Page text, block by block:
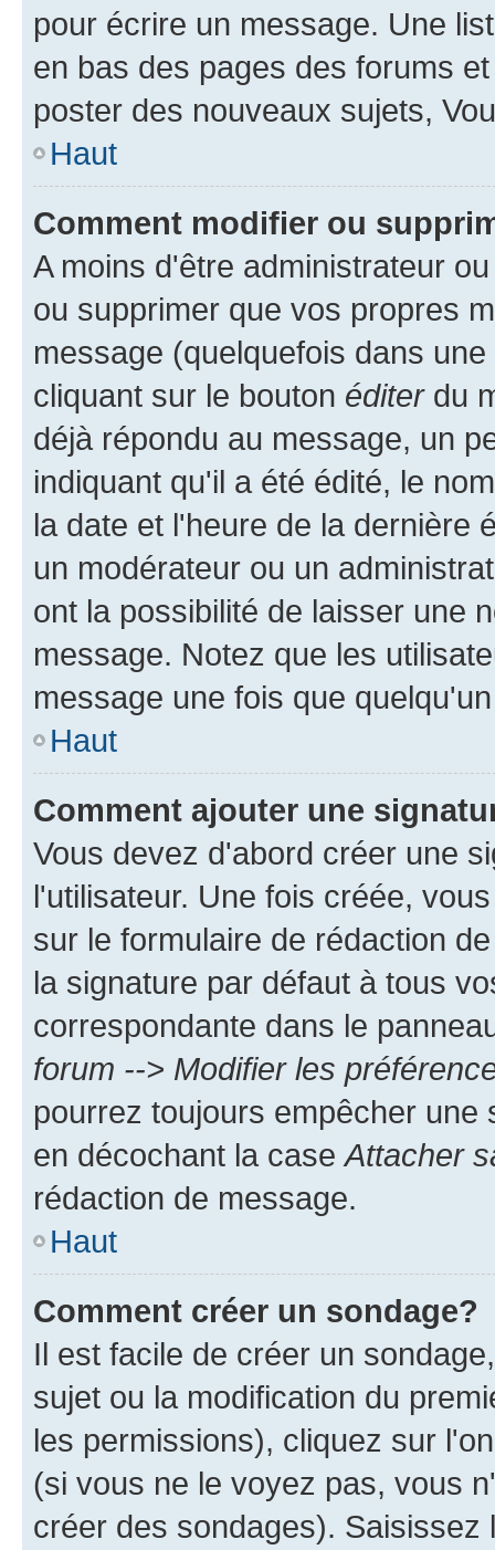
pour écrire un message. Une
en bas des pages des forums
poster des nouveaux sujets,
Haut
Comment modifier ou
A moins d'être administrateur
ou supprimer que vos propres
message (quelquefois dans
cliquant sur le bouton éditerdu
déjà répondu au message, un
indiquant qu'il a été édité, le
la date et l'heure de la dernière
un modérateur ou un
ont la possibilité de laisser une
message. Notez que les
message une fois que
Haut
Comment ajouter une
Vous devez d'abord créer une
l'utilisateur. Une fois créée,
sur le formulaire de rédaction
la signature par défaut à tous
correspondante dans le
forum --> Modifier les
pourrez toujours empêcher
en décochant la caseAttacher
rédaction de message.
Haut
Comment créer un sondage?
Il est facile de créer un
sujet ou la modification du
les permissions), cliquez sur
(si vous ne le voyez pas, vous
créer des sondages).